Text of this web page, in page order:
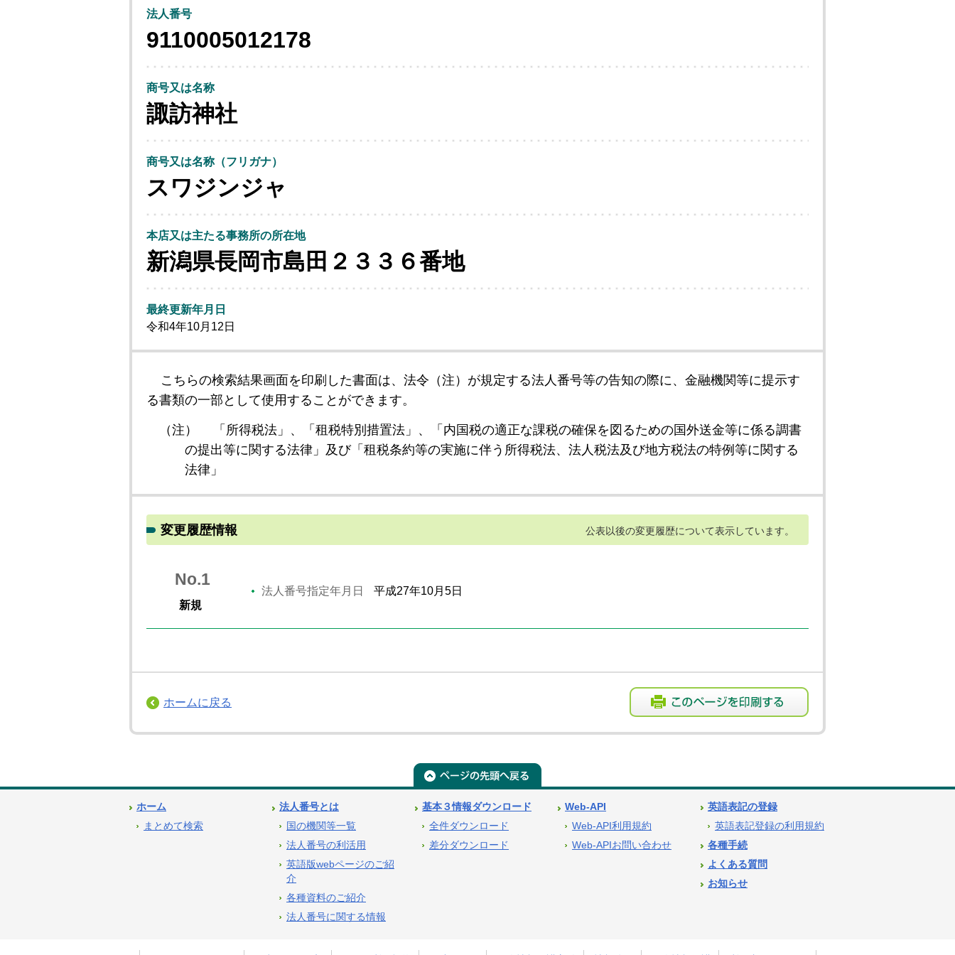
法人番号
9110005012178
商号又は名称
諏訪神社
商号又は名称（フリガナ）
スワジンジャ
本店又は主たる事務所の所在地
新潟県長岡市島田２３３６番地
最終更新年月日
令和4年10月12日
こちらの検索結果画面を印刷した書面は、法令（注）が規定する法人番号等の告知の際に、金融機関等に提示す
る書類の一部として使用することができます。
（注）
「所得税法」、「租税特別措置法」、「内国税の適正な課税の確保を図るための国外送金等に係る調書
の提出等に関する法律」及び「租税条約等の実施に伴う所得税法、法人税法及び地方税法の特例等に関する
法律」
変更履歴情報 公表以後の変更履歴について表示しています。
No.1
新規
法人番号指定年月日 平成27年10月5日
ホームに戻る
ホーム
まとめて検索
法人番号とは
国の機関等一覧
法人番号の利活用
英語版webページのご紹
介
各種資料のご紹介
法人番号に関する情報
基本３情報ダウンロード
全件ダウンロード
差分ダウンロード
Web-API
Web-API利用規約
Web-APIお問い合わせ
英語表記の登録
英語表記登録の利用規約
各種手続
よくある質問
お知らせ